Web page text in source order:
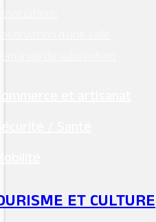
d’une salle
de subvention
et artisanat
/ Santé
ET CULTURE